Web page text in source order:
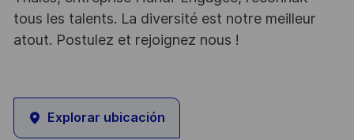
tous les talents. La diversité est notre meilleur
atout. Postulez et rejoignez nous !
Explorar ubicación